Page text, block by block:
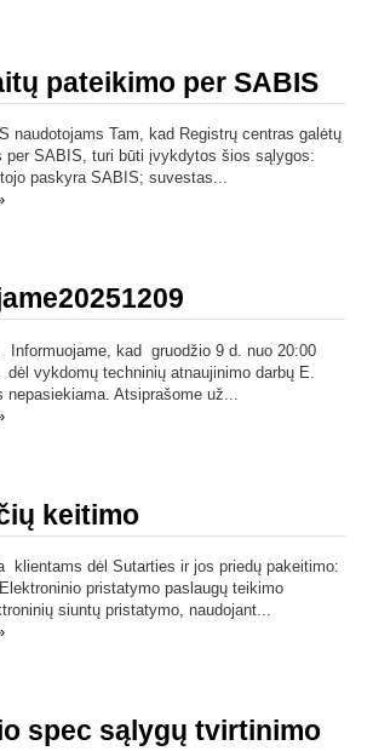
pateikimo per SABIS
naudotojams Tam, kad Registrų centras galėtų
per SABIS, turi būti įvykdytos šios sąlygos:
paskyra SABIS; suvestas...
Informuojame, kad gruodžio 9 d. nuo 20:00
vykdomų techninių atnaujinimo darbų E.
Atsiprašome už...
keitimo
klientams dėl Sutarties ir jos priedų pakeitimo:
pristatymo paslaugų teikimo
siuntų pristatymo, naudojant...
spec sąlygų tvirtinimo